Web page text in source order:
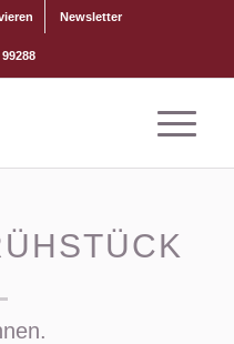
Newsletter